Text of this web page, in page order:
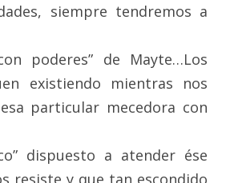
siempre tendremos a
poderes” de Mayte…Los
existiendo mientras nos
particular mecedora con
dispuesto a atender ése
resiste y que tan escondido